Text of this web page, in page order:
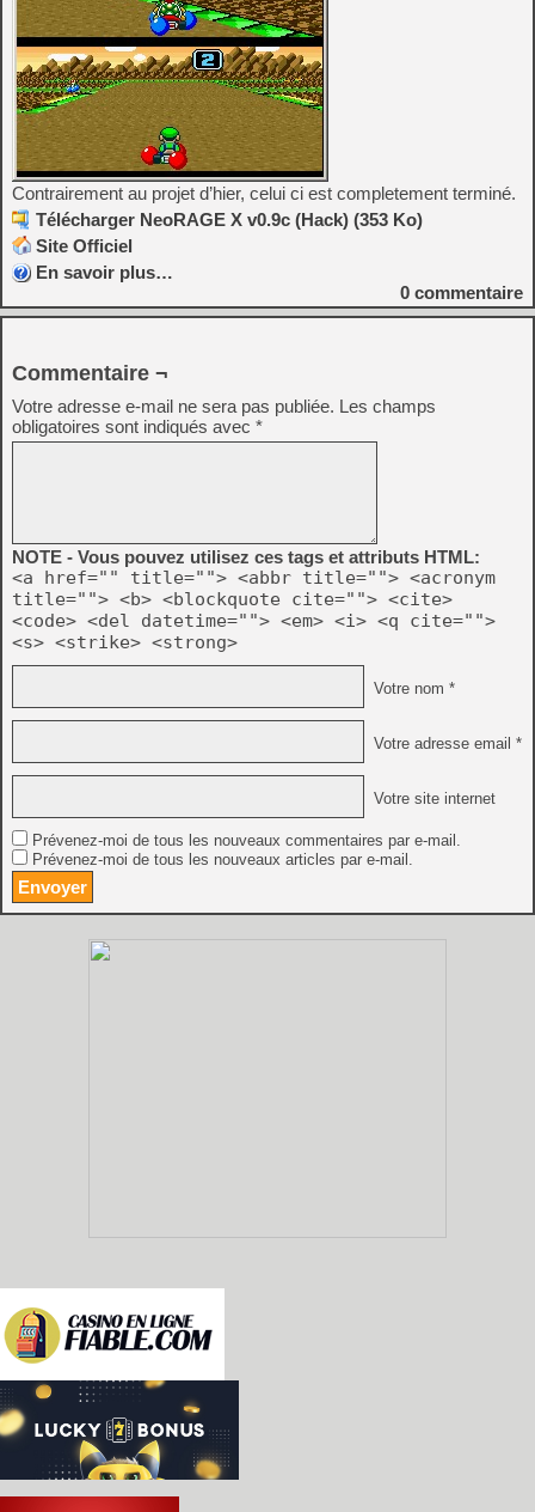
Contrairement au projet d’hier, celui ci est completement terminé.
Télécharger NeoRAGE X v0.9c (Hack) (353 Ko)
Site Officiel
En savoir plus…
0 commentaire
Commentaire ¬
Votre adresse e-mail ne sera pas publiée. Les champs
obligatoires sont indiqués avec *
NOTE - Vous pouvez utilisez ces tags et attributs HTML:
<a href="" title=""> <abbr title=""> <acronym
title=""> <b> <blockquote cite=""> <cite>
<code> <del datetime=""> <em> <i> <q cite="">
<s> <strike> <strong>
Votre nom *
Votre adresse email *
Votre site internet
Prévenez-moi de tous les nouveaux commentaires par e-mail.
Prévenez-moi de tous les nouveaux articles par e-mail.